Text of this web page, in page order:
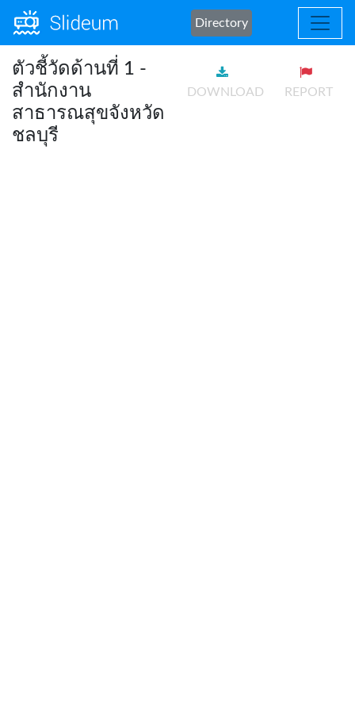
Directory
ตัวชี้วัดด้านที่ 1 -
สำนักงาน
สาธารณสุขจังหวัด
ชลบุรี
DOWNLOAD REPORT